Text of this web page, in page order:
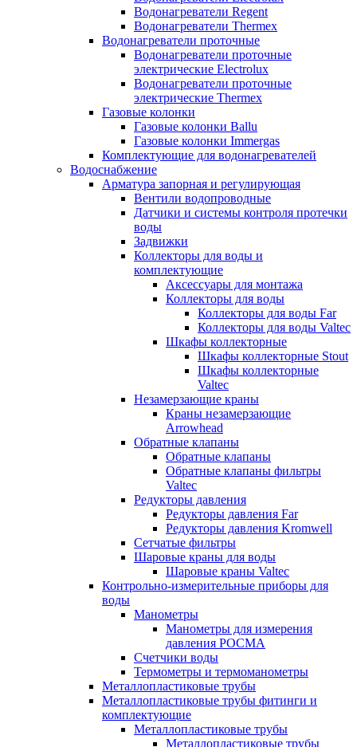
Водонагреватели Regent
Водонагреватели Thermex
Водонагреватели проточные
Водонагреватели проточные
электрические Electrolux
Водонагреватели проточные
электрические Thermex
Газовые колонки
Газовые колонки Ballu
Газовые колонки Immergas
Комплектующие для водонагревателей
Водоснабжение
Арматура запорная и регулирующая
Вентили водопроводные
Датчики и системы контроля протечки
воды
Задвижки
Коллекторы для воды и
комплектующие
Аксессуары для монтажа
Коллекторы для воды
Коллекторы для воды Far
Коллекторы для воды Valtec
Шкафы коллекторные
Шкафы коллекторные Stout
Шкафы коллекторные
Valtec
Незамерзающие краны
Краны незамерзающие
Arrowhead
Обратные клапаны
Обратные клапаны
Обратные клапаны фильтры
Valtec
Редукторы давления
Редукторы давления Far
Редукторы давления Kromwell
Сетчатые фильтры
Шаровые краны для воды
Шаровые краны Valtec
Контрольно-измерительные приборы для
воды
Манометры
Манометры для измерения
давления РОСМА
Счетчики воды
Термометры и термоманометры
Металлопластиковые трубы
Металлопластиковые трубы фитинги и
комплектующие
Металлопластиковые трубы
Металлопластиковые трубы